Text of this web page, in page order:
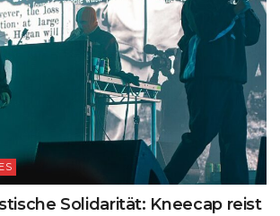
Solidarität: Kneecap reist